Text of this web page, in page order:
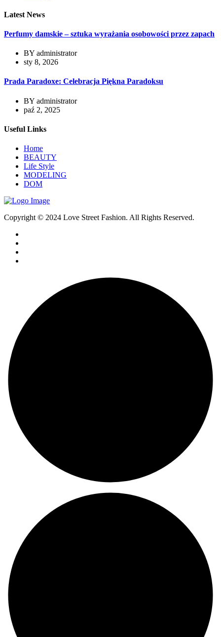
Latest News
Perfumy damskie – sztuka wyrażania osobowości przez zapach
BY administrator
sty 8, 2026
Prada Paradoxe: Celebracja Piękna Paradoksu
BY administrator
paź 2, 2025
Useful Links
Home
BEAUTY
Life Style
MODELING
DOM
Copyright © 2024 Love Street Fashion. All Rights Reserved.